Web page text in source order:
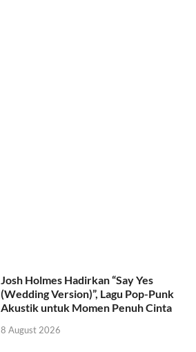
Josh Holmes Hadirkan “Say Yes
(Wedding Version)”, Lagu Pop-Punk
Akustik untuk Momen Penuh Cinta
8 August 2026